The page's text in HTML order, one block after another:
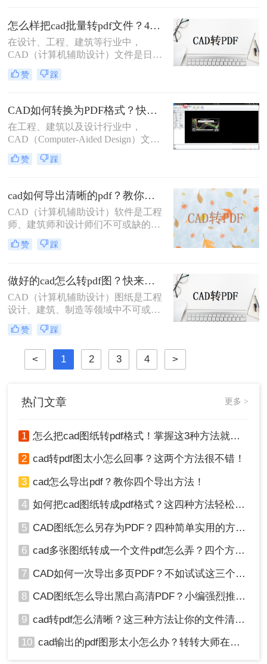
个普遍的问题，那就是线型的变化。
那么cad转pdf线型怎么保持不变呢？
本文将介绍三种方法，帮助您实现
CAD转PDF的过程中线型的完美保
留。
怎么样把cad批量转pdf文件？4种解决方法快来试试吧！
在设计、工程、建筑等行业中，
CAD（计算机辅助设计）文件是日常
工作中不可或缺的一部分。然而，为
了便于分享、打印或存档，经常需要
么样把cad批量转pdf文件呢？本文将
详细介绍几种将CAD文件批量转换为
PDF文件的方法，帮助用户高效完成
这一任务。
赞 踩
CAD如何转换为PDF格式？快来试试这三种方法吧！
在工程、建筑以及设计行业中，
CAD（Computer-Aided Design）文件
是存储和交流复杂设计信息的标准格
式。然而，PDF（Portable Document
易于分享的特点，在日常工作中也占
据着重要地位。因此，将CAD文件转
换为PDF格式，成为了许多专业人士
的必要技能。那么CAD如何转换为
PDF格式呢？本文将详细介绍几种常
用的CAD转PDF的方法，帮助您掌握
赞 踩
cad如何导出清晰的pdf？教你二个实用方法！
​CAD（计算机辅助设计）软件是工程
师、建筑师和设计师们不可或缺的工
具，而PDF（可移植文档格式）文件
则因其跨平台兼容性和内容稳定性，
择。将CAD图纸导出为清晰的PDF文
件，对于确保设计细节的准确传达和
在不同设备间的顺畅分享至关重要。
那么cad如何导出清晰的pdf呢？以下
将详细介绍几种将CAD文件导出为清
晰PDF的方法。
赞 踩
做好的cad怎么转pdf图？快来看看这三种方法！
CAD（计算机辅助设计）图纸是工程
设计、建筑、制造等领域中不可或缺
的重要文件。为了更方便地分享、查
看和打印这些图纸，许多用户会选择
将其转换为PDF（可移植文档格式）
图。那么做好的cad怎么转pdf图呢？
下面将详细介绍几种将CAD图纸转换
赞 踩
< 1 2 3 4 >
热门文章 更多 >
1 怎么把cad图纸转pdf格式！掌握这3种方法就可以
2 cad转pdf图太小怎么回事？这两个方法很不错！
3 cad怎么导出pdf？教你四个导出方法！
4 如何把cad图纸转成pdf格式？这四种方法轻松转换！
5 CAD图纸怎么另存为PDF？四种简单实用的方法推荐
6 cad多张图纸转成一个文件pdf怎么弄？四个方法帮你搞定！
7 CAD如何一次导出多页PDF？不如试试这三个方法！
8 CAD图纸怎么导出黑白高清PDF？小编强烈推荐这三种方法！
9 cad转pdf怎么清晰？这三种方法让你的文件清晰无比！
10 cad输出的pdf图形太小怎么办？转转大师在线搞定